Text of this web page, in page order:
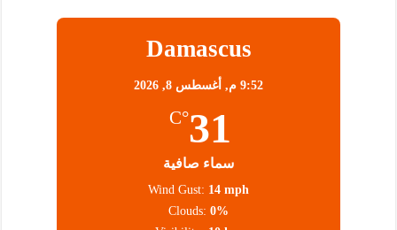
Damascus
9:52 م, أغسطس 8, 2026
31
°C
سماء صافية
Wind Gust: 14 mph
Clouds: 0%